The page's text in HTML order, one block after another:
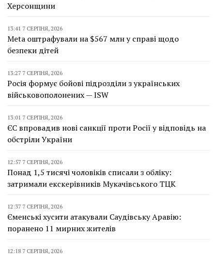
Херсонщини
13:41 7 СЕРПНЯ, 2026
Meta оштрафували на $567 млн у справі щодо
безпеки дітей
13:27 7 СЕРПНЯ, 2026
Росія формує бойові підрозділи з українських
військовополонених — ISW
13:01 7 СЕРПНЯ, 2026
ЄС впровадив нові санкції проти Росії у відповідь на
обстріли України
12:57 7 СЕРПНЯ, 2026
Понад 1,5 тисячі чоловіків списали з обліку:
затримали екскерівників Мукачівського ТЦК
12:37 7 СЕРПНЯ, 2026
Єменські хусити атакували Саудівську Аравію:
поранено 11 мирних жителів
12:18 7 СЕРПНЯ, 2026